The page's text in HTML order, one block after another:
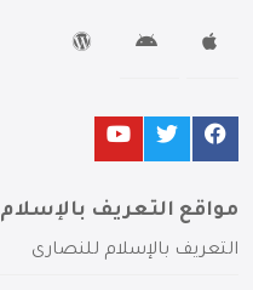
مواقع التعريف بالإسلام
التعريف بالإسلام للنصارى